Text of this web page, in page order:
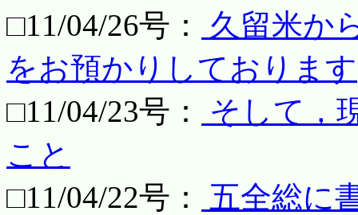
□11/04/26号：
久留米か
をお預かりしております
□11/04/23号：
そして，
こと
□11/04/22号：
五全総に